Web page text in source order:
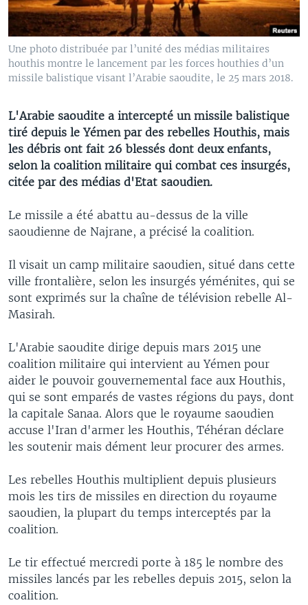
Une photo distribuée par l’unité des médias militaires
houthis montre le lancement par les forces houthies d’un
missile balistique visant l’Arabie saoudite, le 25 mars 2018.
L'Arabie saoudite a intercepté un missile balistique
tiré depuis le Yémen par des rebelles Houthis, mais
les débris ont fait 26 blessés dont deux enfants,
selon la coalition militaire qui combat ces insurgés,
citée par des médias d'Etat saoudien.
Le missile a été abattu au-dessus de la ville
saoudienne de Najrane, a précisé la coalition.
Il visait un camp militaire saoudien, situé dans cette
ville frontalière, selon les insurgés yéménites, qui se
sont exprimés sur la chaîne de télévision rebelle Al-
Masirah.
L'Arabie saoudite dirige depuis mars 2015 une
coalition militaire qui intervient au Yémen pour
aider le pouvoir gouvernemental face aux Houthis,
qui se sont emparés de vastes régions du pays, dont
la capitale Sanaa. Alors que le royaume saoudien
accuse l'Iran d'armer les Houthis, Téhéran déclare
les soutenir mais dément leur procurer des armes.
Les rebelles Houthis multiplient depuis plusieurs
mois les tirs de missiles en direction du royaume
saoudien, la plupart du temps interceptés par la
coalition.
Le tir effectué mercredi porte à 185 le nombre des
missiles lancés par les rebelles depuis 2015, selon la
coalition.